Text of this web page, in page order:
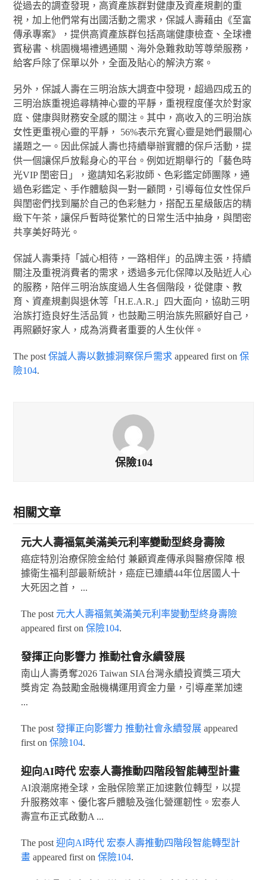
從過去的調查發現，高資產族群對健康及資產規劃的重
視，加上他們常有出國活動之需求，保誠人壽藉由《至富
傳承專案》，提供高資產族群包括高端健康檢查、全球禮
賓秘書、桃園機場禮遇通關、海外急難救助等尊榮服務，
給客戶除了保單以外，全面及貼心的解決方案。
另外，保誠人壽在三明治族大調查中發現，超過四成五的
三明治族重視追尋精神心靈的平靜，重視程度僅次於對家
庭、健康與財務安全感的關注。其中，高收入的三明治族
女性更重視心靈的平靜， 56%表示充實心靈是她們最關心
議題之一。因此保誠人壽也持續舉辦實體的保戶活動，提
供一個讓保戶放鬆身心的平台。例如近期舉行的「藝色時
光VIP 閨密日」，邀請知名彩妝師、色彩鑑定師團隊，通
過色彩鑑定、手作體驗與一對一顧問，引導每位女性保戶
與閨密們找到屬於自己的色彩魅力，搭配五星級飯店的精
緻下午茶，讓保戶暫時從繁忙的日常生活中抽身，與閨密
共享美好時光。
保誠人壽秉持「誠心相待，一路相伴」的品牌主張，持續
關注及重視消費者的需求，透過多元化保障以及貼近人心
的服務，陪伴三明治族度過人生各個階段，從健康、教
育、資產規劃與退休等「H.E.A.R.」四大面向，協助三明
治族打造良好生活品質，也鼓勵三明治族先照顧好自己，
再照顧好家人，成為消費者重要的人生伙伴。
The post保誠人壽以數據洞察保戶需求 appeared first on保
險104.
保險104
相關文章
元大人壽福氣美滿美元利率變動型終身壽險
癌症特別治療保險金給付 兼顧資產傳承與醫療保障 根
據衛生福利部最新統計，癌症已連續44年位居國人十
大死因之首， ...
The post 元大人壽福氣美滿美元利率變動型終身壽險
appeared first on 保險104.
發揮正向影響力 推動社會永續發展
南山人壽勇奪2026 Taiwan SIA台灣永續投資獎三項大
獎肯定 為鼓勵金融機構運用資金力量，引導產業加速
...
The post 發揮正向影響力 推動社會永續發展appeared
first on 保險104.
迎向AI時代 宏泰人壽推動四階段智能轉型計畫
AI浪潮席捲全球，金融保險業正加速數位轉型，以提
升服務效率、優化客戶體驗及強化營運韌性。宏泰人
壽宣布正式啟動A ...
The post 迎向AI時代 宏泰人壽推動四階段智能轉型計
畫appeared first on 保險104.